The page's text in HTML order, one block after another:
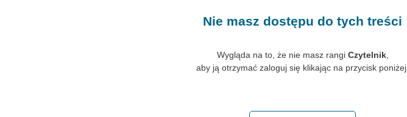
Nie masz dostępu do tych treści
Wygląda na to, że nie masz rangi Czytelnik,
aby ją otrzymać zaloguj się klikając na przycisk poniżej.